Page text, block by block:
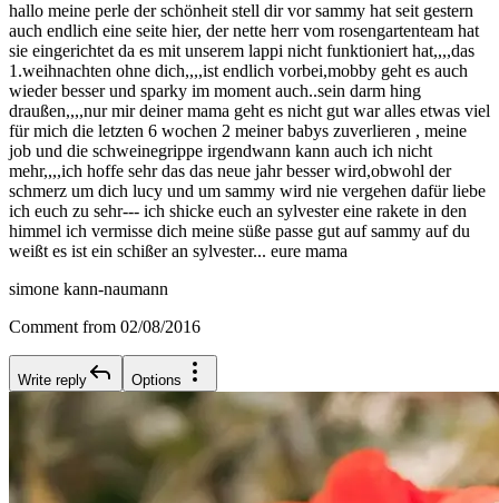
hallo meine perle der schönheit stell dir vor sammy hat seit gestern
auch endlich eine seite hier, der nette herr vom rosengartenteam hat
sie eingerichtet da es mit unserem lappi nicht funktioniert hat,,,,das
1.weihnachten ohne dich,,,,ist endlich vorbei,mobby geht es auch
wieder besser und sparky im moment auch..sein darm hing
draußen,,,,nur mir deiner mama geht es nicht gut war alles etwas viel
für mich die letzten 6 wochen 2 meiner babys zuverlieren , meine
job und die schweinegrippe irgendwann kann auch ich nicht
mehr,,,,ich hoffe sehr das das neue jahr besser wird,obwohl der
schmerz um dich lucy und um sammy wird nie vergehen dafür liebe
ich euch zu sehr--- ich shicke euch an sylvester eine rakete in den
himmel ich vermisse dich meine süße passe gut auf sammy auf du
weißt es ist ein schißer an sylvester... eure mama
simone kann-naumann
Comment from 02/08/2016
Write reply Options